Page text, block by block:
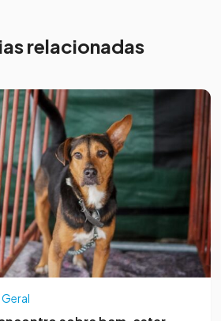
relacionadas
Geral